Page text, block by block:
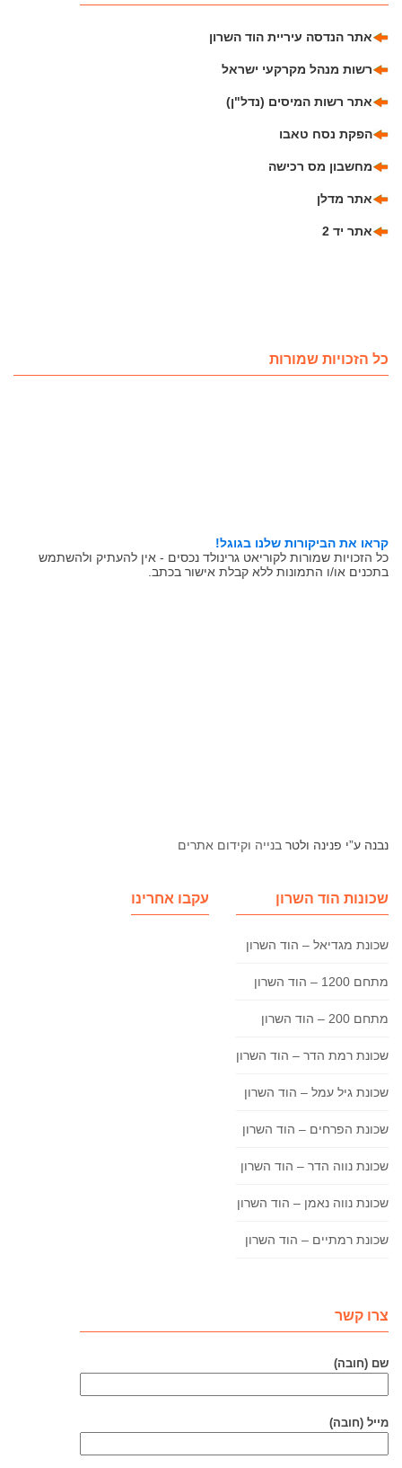
אתר הנדסה עיריית הוד השרון
רשות מנהל מקרקעי ישראל
אתר רשות המיסים (נדל"ן)
הפקת נסח טאבו
מחשבון מס רכישה
אתר מדלן
אתר יד 2
כל הזכויות שמורות
קראו את הביקורות שלנו בגוגל!
כל הזכויות שמורות לקוריאט גרינולד נכסים - אין להעתיק ולהשתמש
בתכנים או/ו התמונות ללא קבלת אישור בכתב.
נבנה ע”י פנינה ולטר בנייה וקידום אתרים
שכונות הוד השרון
שכונת מגדיאל – הוד השרון
מתחם 1200 – הוד השרון
מתחם 200 – הוד השרון
שכונת רמת הדר – הוד השרון
שכונת גיל עמל – הוד השרון
שכונת הפרחים – הוד השרון
שכונת נווה הדר – הוד השרון
שכונת נווה נאמן – הוד השרון
שכונת רמתיים – הוד השרון
עקבו אחרינו
צרו קשר
שם (חובה)
מייל (חובה)